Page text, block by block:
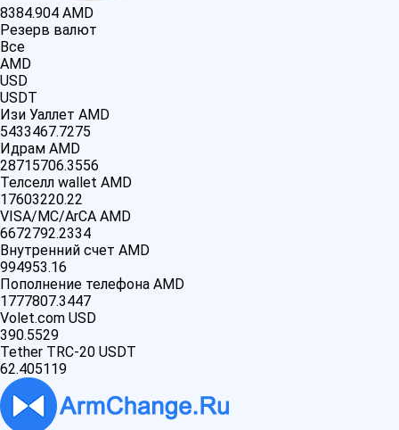
8384.904 AMD
Резерв валют
Все
AMD
USD
USDT
Изи Уаллет AMD
5433467.7275
Идрам AMD
28715706.3556
Телселл wallet AMD
17603220.22
VISA/MC/ArCA AMD
6672792.2334
Внутренний счет AMD
994953.16
Пополнение телефона AMD
1777807.3447
Volet.com USD
390.5529
Tether TRC-20 USDT
62.405119